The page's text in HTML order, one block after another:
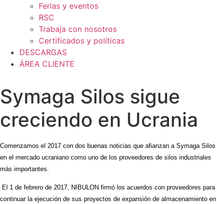
Ferias y eventos
RSC
Trabaja con nosotros
Certificados y políticas
DESCARGAS
ÁREA CLIENTE
Symaga Silos sigue
creciendo en Ucrania
Comenzamos el 2017 con dos buenas noticias que afianzan a Symaga Silos
en el mercado ucraniano como uno de los proveedores de silos industriales
más importantes.
El 1 de febrero de 2017, NIBULON firmó los acuerdos con proveedores para
continuar la ejecución de sus proyectos de expansión de almacenamiento en